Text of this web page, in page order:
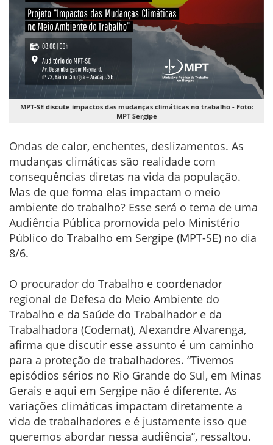
MPT-SE discute impactos das mudanças climáticas no trabalho - Foto:
MPT Sergipe
Ondas de calor, enchentes, deslizamentos. As
mudanças climáticas são realidade com
consequências diretas na vida da população.
Mas de que forma elas impactam o meio
ambiente do trabalho? Esse será o tema de uma
Audiência Pública promovida pelo Ministério
Público do Trabalho em Sergipe (MPT-SE) no dia
8/6.
O procurador do Trabalho e coordenador
regional de Defesa do Meio Ambiente do
Trabalho e da Saúde do Trabalhador e da
Trabalhadora (Codemat), Alexandre Alvarenga,
afirma que discutir esse assunto é um caminho
para a proteção de trabalhadores. “Tivemos
episódios sérios no Rio Grande do Sul, em Minas
Gerais e aqui em Sergipe não é diferente. As
variações climáticas impactam diretamente a
vida de trabalhadores e é justamente isso que
queremos abordar nessa audiência”, ressaltou.